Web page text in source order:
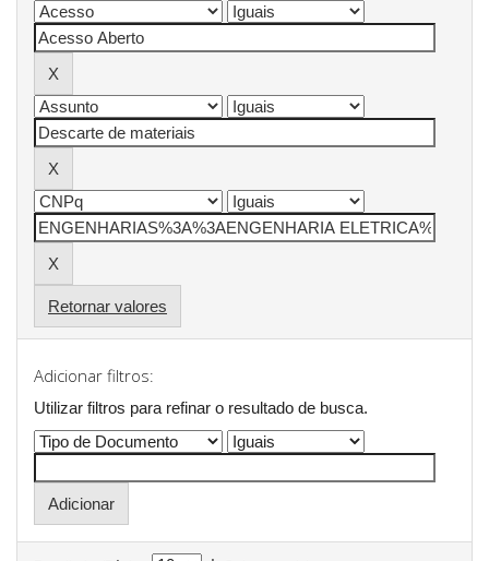
Retornar valores
Adicionar filtros:
Utilizar filtros para refinar o resultado de busca.